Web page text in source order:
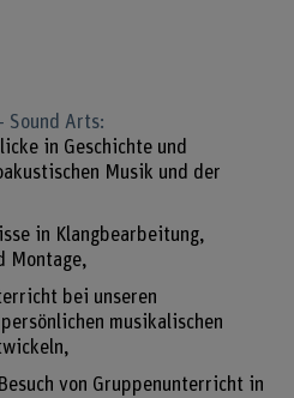
Sound Arts:
in Geschichte und
Musik und der
in Klangbearbeitung,
Montage,
bei unseren
musikalischen
von Gruppenunterricht in